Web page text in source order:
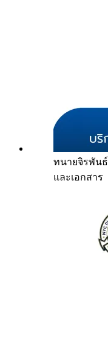
ทนายจิรพันธ์
และเอกสาร